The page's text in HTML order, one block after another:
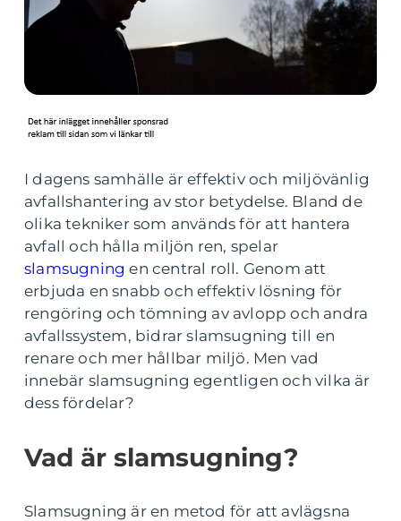
I dagens samhälle är effektiv och miljövänlig
avfallshantering av stor betydelse. Bland de
olika tekniker som används för att hantera
avfall och hålla miljön ren, spelar
slamsugning en central roll. Genom att
erbjuda en snabb och effektiv lösning för
rengöring och tömning av avlopp och andra
avfallssystem, bidrar slamsugning till en
renare och mer hållbar miljö. Men vad
innebär slamsugning egentligen och vilka är
dess fördelar?
Vad är slamsugning?
Slamsugning är en metod för att avlägsna